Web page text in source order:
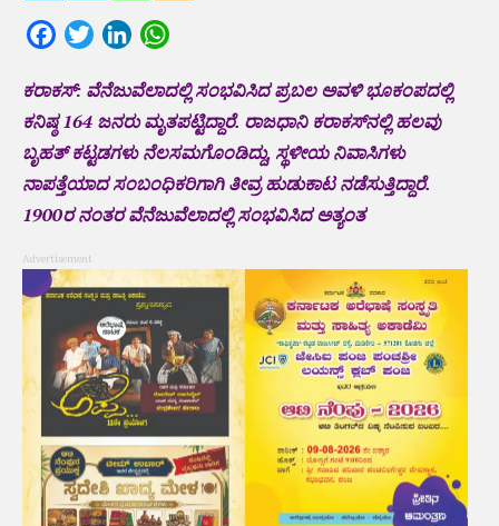
FacebookTwitterLinkedIn
ಕರಾಕಸ್‌: ವೆನೆಜುವೆಲಾದಲ್ಲಿ ಸಂಭವಿಸಿದ ಪ್ರಬಲ ಅವಳಿ ಭೂಕಂಪದಲ್ಲಿ
ಕನಿಷ್ಠ 164 ಜನರು ಮೃತಪಟ್ಟಿದ್ದಾರೆ. ರಾಜಧಾನಿ ಕರಾಕಸ್‌ನಲ್ಲಿ ಹಲವು
ಬೃಹತ್ ಕಟ್ಟಡಗಳು ನೆಲಸಮಗೊಂಡಿದ್ದು, ಸ್ಥಳೀಯ ನಿವಾಸಿಗಳು
ನಾಪತ್ತೆಯಾದ ಸಂಬಂಧಿಕರಿಗಾಗಿ ತೀವ್ರ ಹುಡುಕಾಟ ನಡೆಸುತ್ತಿದ್ದಾರೆ.
1900ರ ನಂತರ ವೆನೆಜುವೆಲಾದಲ್ಲಿ ಸಂಭವಿಸಿದ ಅತ್ಯಂತ
Advertisement